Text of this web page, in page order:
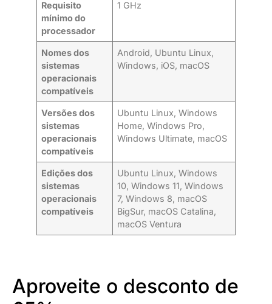
Requisito
mínimo do
processador
1 GHz
Nomes dos
sistemas
operacionais
compatíveis
Android, Ubuntu Linux,
Windows, iOS, macOS
Versões dos
sistemas
operacionais
compatíveis
Ubuntu Linux, Windows
Home, Windows Pro,
Windows Ultimate, macOS
Edições dos
sistemas
operacionais
compatíveis
Ubuntu Linux, Windows
10, Windows 11, Windows
7, Windows 8, macOS
BigSur, macOS Catalina,
macOS Ventura
Aproveite o desconto de